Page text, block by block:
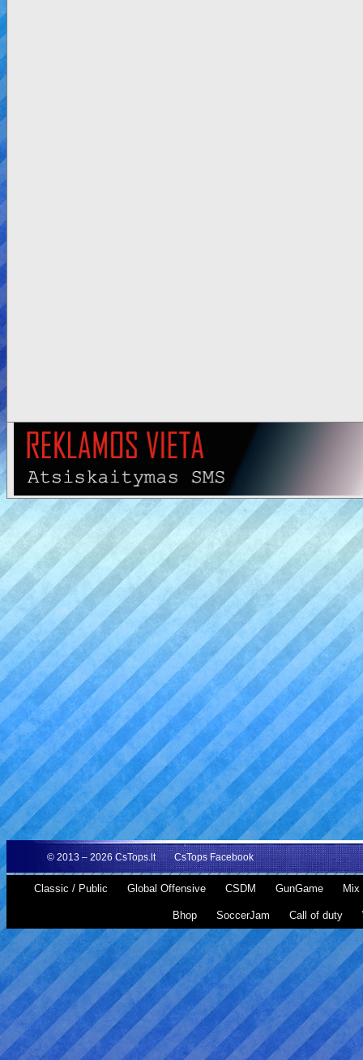
© 2013 – 2026 CsTops.lt CsTops Facebook
Classic / Public Global Offensive CSDM GunGame Mix
Bhop SoccerJam Call of duty